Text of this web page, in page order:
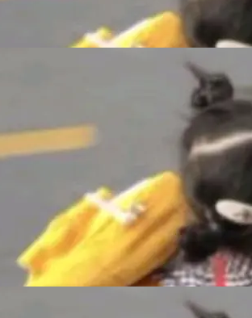
50 元数据支持和直
硬件加速器 AP
79.8 万次浏览，连带着 #
了8万亿# 上了微博热搜——
一家的消耗。 OpenCode
额度，3T 来自 Go...
布
式发布，这是 NetBSD 操
要版本。 自 NetBSD 10.1
例如 VisionFive 2、PINE
。 增强了对 POSIX.1
口标准的兼容性。 compat
系统调用的支持，包
实现）、POSIX 消息队
生态的全场景智慧营销平
戏中心，面向游戏行业开
呈现了平台在游戏领域的
高价值用户的全周期经
一体”正循环、再到联运与
闭环，以及面向全球市场
为终端云业务商业化销售负
示，游戏开发者的核心诉求
渠道”，而是一套能够持续
成员 B850 AORU
处理器玩家，技嘉X3D系
员——B850 AORUS ELITE
高性能平台打造的全新主板
ELITE X3D延续技嘉在X3
累，旨在为游戏玩家带来
机选择。 B850 AORUS ELI
发布专员与 AI 审
的卡点不是 AI 写得不够
。 好到审查排期从两天的